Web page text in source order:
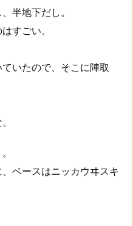
半地下だし。
すごい。
いたので、そこに陣取
ベースはニッカウヰスキ